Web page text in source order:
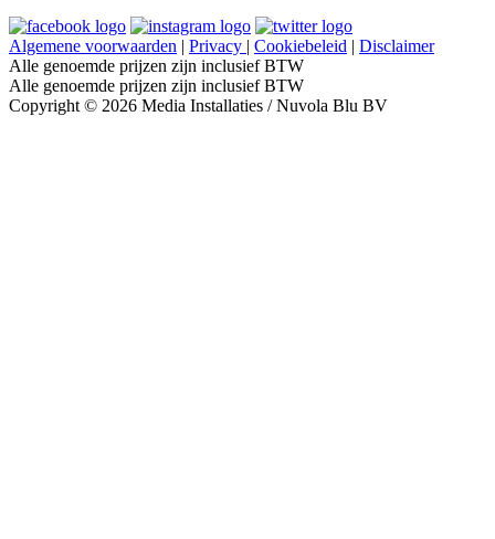
Algemene voorwaarden | Privacy | Cookiebeleid | Disclaimer
Alle genoemde prijzen zijn inclusief BTW
Alle genoemde prijzen zijn inclusief BTW
Copyright © 2026 Media Installaties / Nuvola Blu BV